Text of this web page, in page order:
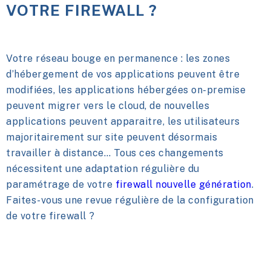
VOTRE FIREWALL ?
Votre réseau bouge en permanence : les zones
d’hébergement de vos applications peuvent être
modifiées, les applications hébergées on-premise
peuvent migrer vers le cloud, de nouvelles
applications peuvent apparaitre, les utilisateurs
majoritairement sur site peuvent désormais
travailler à distance… Tous ces changements
nécessitent une adaptation régulière du
paramétrage de votre firewall nouvelle génération.
Faites-vous une revue régulière de la configuration
de votre firewall ?